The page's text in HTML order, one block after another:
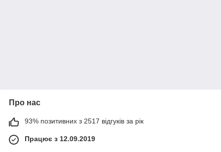
Про нас
93% позитивних з 2517 відгуків за рік
Працює з 12.09.2019